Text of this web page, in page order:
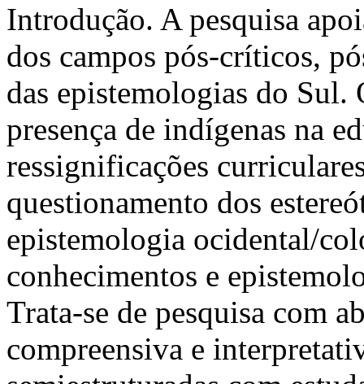
Introdução. A pesquisa
dos campos pós-críticos,
das epistemologias do Sul.
presença de indígenas na
ressignificações
questionamento dos
epistemologia ocidental/
conhecimentos e
Trata-se de pesquisa com
compreensiva e